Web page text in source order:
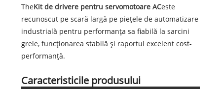
TheKit de drivere pentru servomotoare ACeste
recunoscut pe scară largă pe piețele de automatizare
industrială pentru performanța sa fiabilă la sarcini
grele, funcționarea stabilă și raportul excelent cost-
performanță.
Caracteristicile produsului